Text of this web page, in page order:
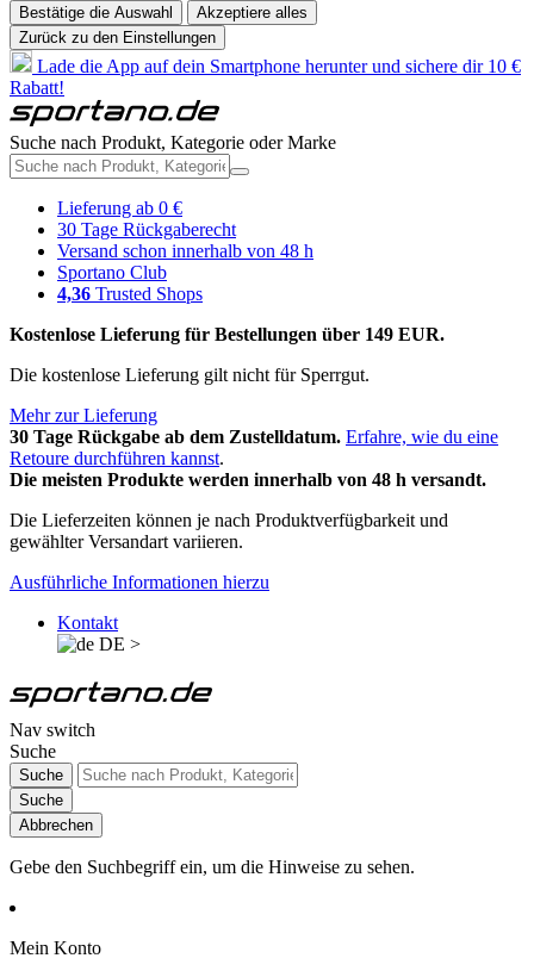
Bestätige die Auswahl
Akzeptiere alles
Zurück zu den Einstellungen
Lade die App auf dein Smartphone herunter und sichere dir 10 €
Rabatt!
Suche nach Produkt, Kategorie oder Marke
Lieferung ab 0 €
30 Tage Rückgaberecht
Versand schon innerhalb von 48 h
Sportano Club
4,36 Trusted Shops
Kostenlose Lieferung für Bestellungen über 149 EUR.
Die kostenlose Lieferung gilt nicht für Sperrgut.
Mehr zur Lieferung
30 Tage Rückgabe ab dem Zustelldatum. Erfahre, wie du eine
Retoure durchführen kannst.
Die meisten Produkte werden innerhalb von 48 h versandt.
Die Lieferzeiten können je nach Produktverfügbarkeit und
gewählter Versandart variieren.
Ausführliche Informationen hierzu
Kontakt
DE >
Nav switch
Suche
Suche
Suche
Abbrechen
Gebe den Suchbegriff ein, um die Hinweise zu sehen.
Mein Konto